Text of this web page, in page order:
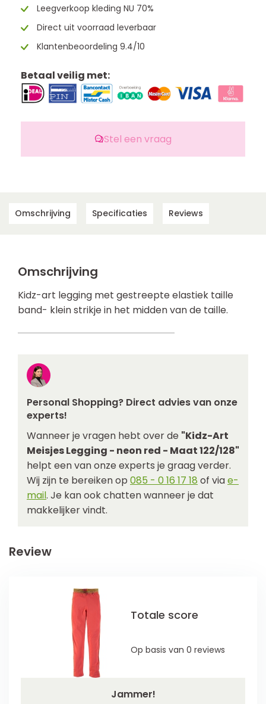
Leegverkoop kleding NU 70%
Direct uit voorraad leverbaar
Klantenbeoordeling 9.4/10
Betaal veilig met:
Stel een vraag
Omschrijving Specificaties Reviews
Omschrijving
Kidz-art legging met gestreepte elastiek taille
band- klein strikje in het midden van de taille.
Personal Shopping? Direct advies van onze
experts!
Wanneer je vragen hebt over de "Kidz-Art
Meisjes Legging - neon red - Maat 122/128"
helpt een van onze experts je graag verder.
Wij zijn te bereiken op 085 - 0 16 17 18 of viae-
mail. Je kan ook chatten wanneer je dat
makkelijker vindt.
Review
Jammer!
Totale score
Op basis van 0 reviews